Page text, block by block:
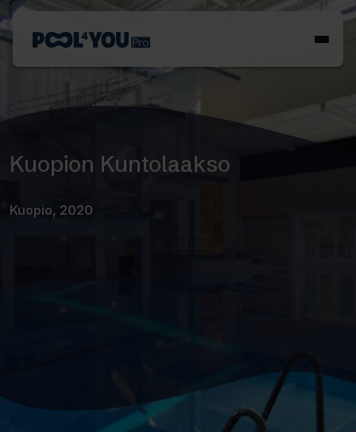
Siirry
sisältöön
Etusivu
Kuopion Kuntolaakso
Kuopio, 2020